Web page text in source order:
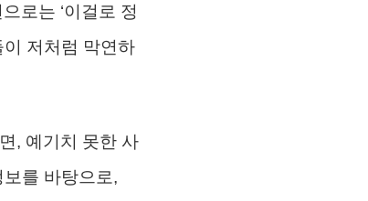
로는 ‘이걸로 정
저처럼 막연하
, 예기치 못한 사
보를 바탕으로,